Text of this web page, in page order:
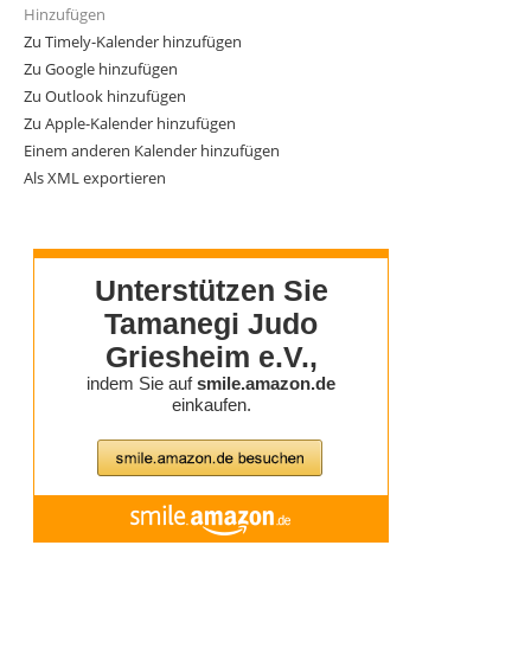
Hinzufügen
Zu Timely-Kalender hinzufügen
Zu Google hinzufügen
Zu Outlook hinzufügen
Zu Apple-Kalender hinzufügen
Einem anderen Kalender hinzufügen
Als XML exportieren